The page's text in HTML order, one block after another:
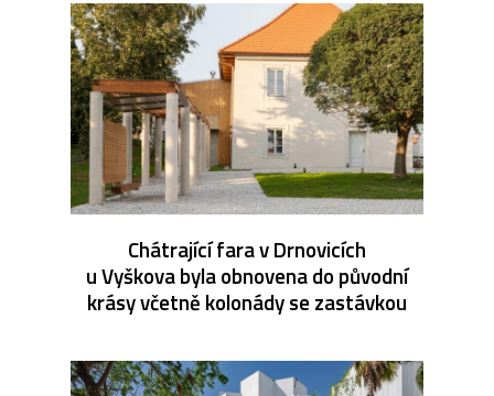
Chátrající fara v Drnovicích
u Vyškova byla obnovena do původní
krásy včetně kolonády se zastávkou